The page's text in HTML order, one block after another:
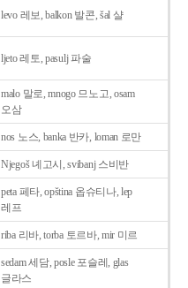
levo 레보, balkon 발콘, šal 샬
ljeto 레토, pasulj 파술
malo 말로, mnogo 므노고, osam
오삼
nos 노스, banka 반카, loman 로만
Njegoš 녜고시, svibanj 스비반
peta 페타, opština 옵슈티나, lep
레프
riba 리바, torba 토르바, mir 미르
sedam 세담, posle 포슬레, glas
글라스